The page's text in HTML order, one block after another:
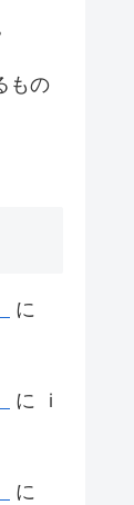
もの
に
に
ｉ
に